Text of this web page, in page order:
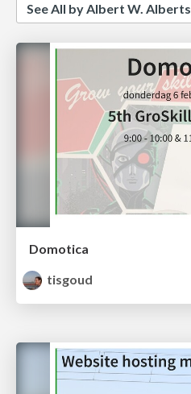
See All by Albert W. Alberts
Domotica
tisgoud